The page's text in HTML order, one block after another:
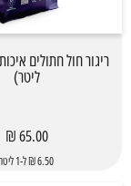
ליטר)
65.00 ₪
6.50 ₪ ל-1 ליטר